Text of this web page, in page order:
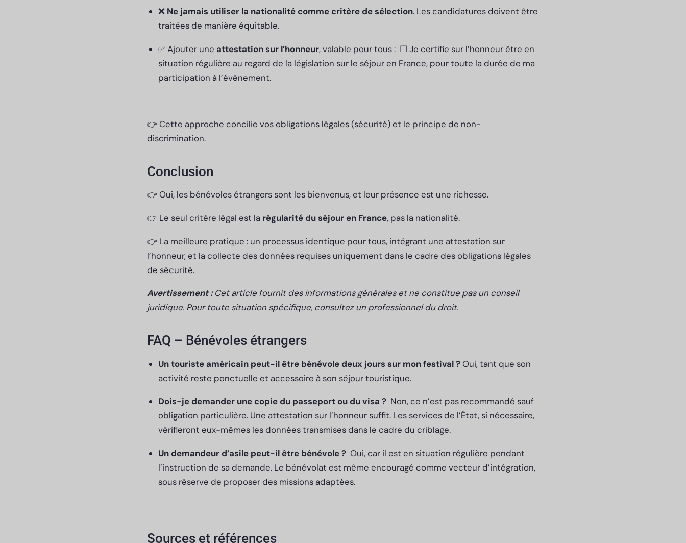
❌ Ne jamais utiliser la nationalité comme critère de sélection. Les candidatures doivent être
traitées de manière équitable.
✅ Ajouter une attestation sur l’honneur, valable pour tous : ☐ Je certifie sur l’honneur être en
situation régulière au regard de la législation sur le séjour en France, pour toute la durée de ma
participation à l’événement.
👉 Cette approche concilie vos obligations légales (sécurité) et le principe de non-
discrimination.
Conclusion
👉 Oui, les bénévoles étrangers sont les bienvenus, et leur présence est une richesse.
👉 Le seul critère légal est la régularité du séjour en France, pas la nationalité.
👉 La meilleure pratique : un processus identique pour tous, intégrant une attestation sur
l’honneur, et la collecte des données requises uniquement dans le cadre des obligations légales
de sécurité.
Avertissement : Cet article fournit des informations générales et ne constitue pas un conseil
juridique. Pour toute situation spécifique, consultez un professionnel du droit.
FAQ – Bénévoles étrangers
Un touriste américain peut-il être bénévole deux jours sur mon festival?Oui, tant que son
activité reste ponctuelle et accessoire à son séjour touristique.
Dois-je demander une copie du passeport ou du visa ? Non, ce n’est pas recommandé sauf
obligation particulière. Une attestation sur l’honneur suffit. Les services de l’État, si nécessaire,
vérifieront eux-mêmes les données transmises dans le cadre du criblage.
Un demandeur d’asile peut-il être bénévole ? Oui, car il est en situation régulière pendant
l’instruction de sa demande. Le bénévolat est même encouragé comme vecteur d’intégration,
sous réserve de proposer des missions adaptées.
Sources et références